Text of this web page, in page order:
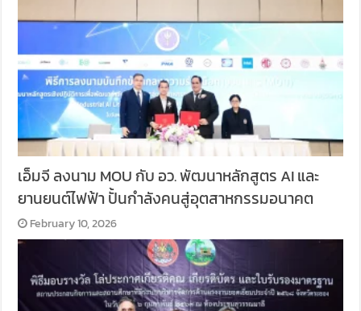
เอ็มจี ลงนาม MOU กับ อว. พัฒนาหลักสูตร AI และ
ยานยนต์ไฟฟ้า ปั้นกำลังคนสู่อุตสาหกรรมอนาคต
February 10, 2026